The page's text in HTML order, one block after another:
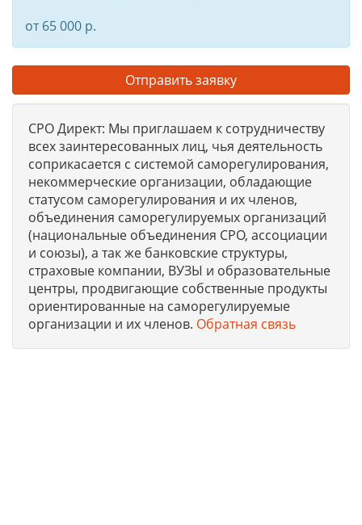
от 65 000 р.
Отправить заявку
СРО Директ: Мы приглашаем к сотрудничеству
всех заинтересованных лиц, чья деятельность
соприкасается с системой саморегулирования,
некоммерческие организации, обладающие
статусом саморегулирования и их членов,
объединения саморегулируемых организаций
(национальные объединения СРО, ассоциации
и союзы), а так же банковские структуры,
страховые компании, ВУЗЫ и образовательные
центры, продвигающие собственные продукты
ориентированные на саморегулируемые
организации и их членов. Обратная связь